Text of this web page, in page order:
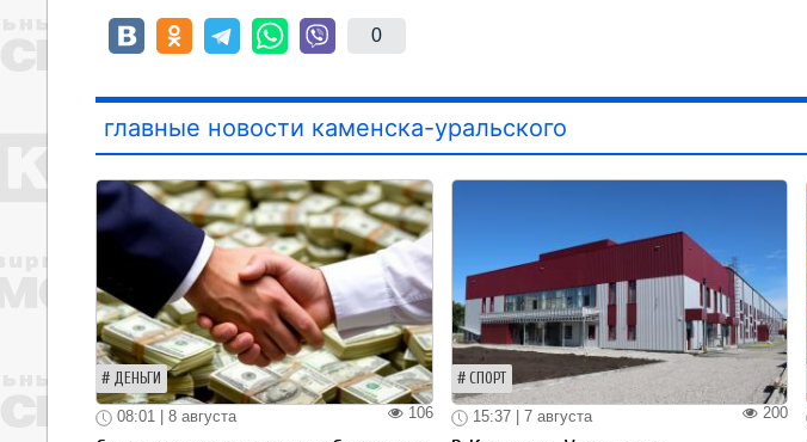
0
главные новости каменска-уральского
ДЕНЬГИ
106
08:01 | 8 августа
СПОРТ
200
15:37 | 7 августа